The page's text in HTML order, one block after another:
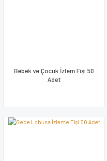
Bebek ve Çocuk İzlem Fişi 50
Adet